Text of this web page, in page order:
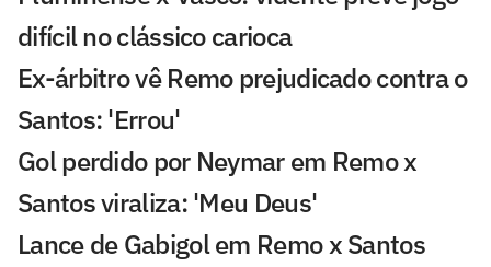
difícil no clássico carioca
Ex-árbitro vê Remo prejudicado contra o
Santos: 'Errou'
Gol perdido por Neymar em Remo x
Santos viraliza: 'Meu Deus'
Lance de Gabigol em Remo x Santos